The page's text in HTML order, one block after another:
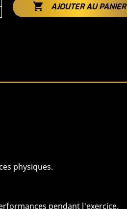
 AJOUTER AU PANIER
physiques.
pendant l'exercice.